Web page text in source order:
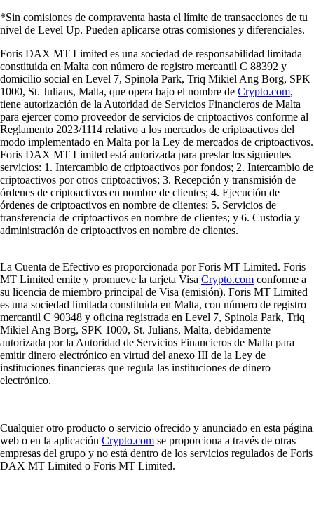
*Sin comisiones de compraventa hasta el límite de transacciones de tu
nivel de Level Up. Pueden aplicarse otras comisiones y diferenciales.
Foris DAX MT Limited es una sociedad de responsabilidad limitada
constituida en Malta con número de registro mercantil C 88392 y
domicilio social en Level 7, Spinola Park, Triq Mikiel Ang Borg, SPK
1000, St. Julians, Malta, que opera bajo el nombre de Crypto.com,
tiene autorización de la Autoridad de Servicios Financieros de Malta
para ejercer como proveedor de servicios de criptoactivos conforme al
Reglamento 2023/1114 relativo a los mercados de criptoactivos del
modo implementado en Malta por la Ley de mercados de criptoactivos.
Foris DAX MT Limited está autorizada para prestar los siguientes
servicios: 1. Intercambio de criptoactivos por fondos; 2. Intercambio de
criptoactivos por otros criptoactivos; 3. Recepción y transmisión de
órdenes de criptoactivos en nombre de clientes; 4. Ejecución de
órdenes de criptoactivos en nombre de clientes; 5. Servicios de
transferencia de criptoactivos en nombre de clientes; y 6. Custodia y
administración de criptoactivos en nombre de clientes.
La Cuenta de Efectivo es proporcionada por Foris MT Limited. Foris
MT Limited emite y promueve la tarjeta Visa Crypto.com conforme a
su licencia de miembro principal de Visa (emisión). Foris MT Limited
es una sociedad limitada constituida en Malta, con número de registro
mercantil C 90348 y oficina registrada en Level 7, Spinola Park, Triq
Mikiel Ang Borg, SPK 1000, St. Julians, Malta, debidamente
autorizada por la Autoridad de Servicios Financieros de Malta para
emitir dinero electrónico en virtud del anexo III de la Ley de
instituciones financieras que regula las instituciones de dinero
electrónico.
Cualquier otro producto o servicio ofrecido y anunciado en esta página
web o en la aplicación Crypto.com se proporciona a través de otras
empresas del grupo y no está dentro de los servicios regulados de Foris
DAX MT Limited o Foris MT Limited.